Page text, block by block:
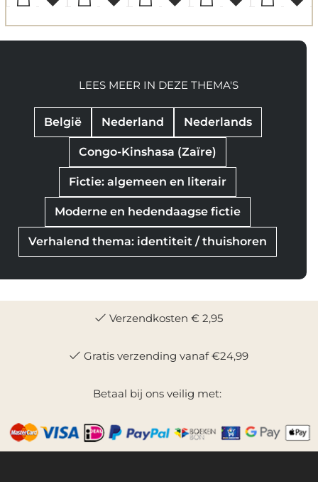
België Nederland Nederlands
Congo-Kinshasa (Zaïre)
Fictie: algemeen en literair
Moderne en hedendaagse fictie
Verhalend thema: identiteit / thuishoren
LEES MEER IN DEZE THEMA'S
Verzendkosten € 2,95
Gratis verzending vanaf €24,99
Betaal bij ons veilig met: